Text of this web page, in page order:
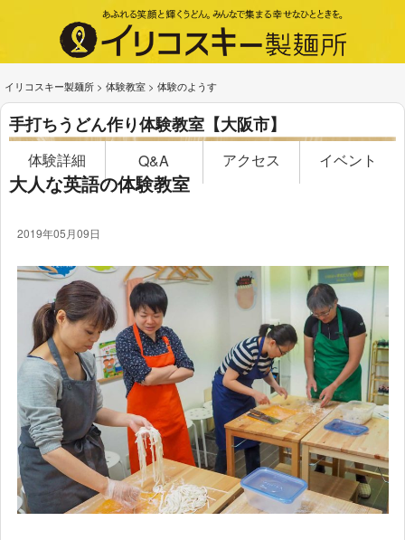
イリコスキー製麺所 > 体験教室 > 体験のようす
手打ちうどん作り体験教室【大阪市】
体験詳細 Q&A アクセス イベント
大人な英語の体験教室
2019年05月09日